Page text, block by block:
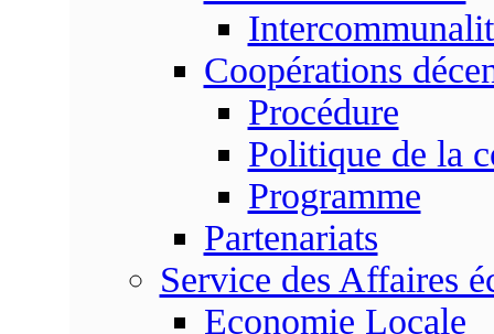
Coopérations
Procédure
Politique de la
Programme
Partenariats
Service des Affaires
Economie Locale